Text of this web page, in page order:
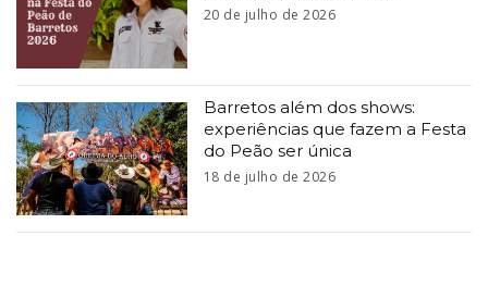
20 de julho de 2026
Barretos além dos shows:
experiências que fazem a Festa
do Peão ser única
18 de julho de 2026